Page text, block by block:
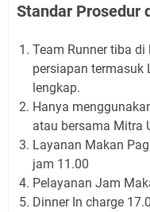
Standar Prosedur
Team Runner tiba
persiapan termasuk
lengkap.
Hanya
atau bersama Mitra
Layanan Makan
jam 11.00
Pelayanan Jam
Dinner In charge